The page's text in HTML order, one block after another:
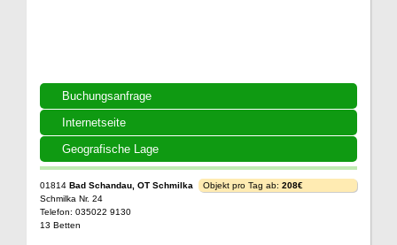
Buchungsanfrage
Internetseite
Geografische Lage
01814 Bad Schandau, OT Schmilka
Schmilka Nr. 24
Telefon: 035022 9130
13 Betten
Objekt pro Tag ab: 208€